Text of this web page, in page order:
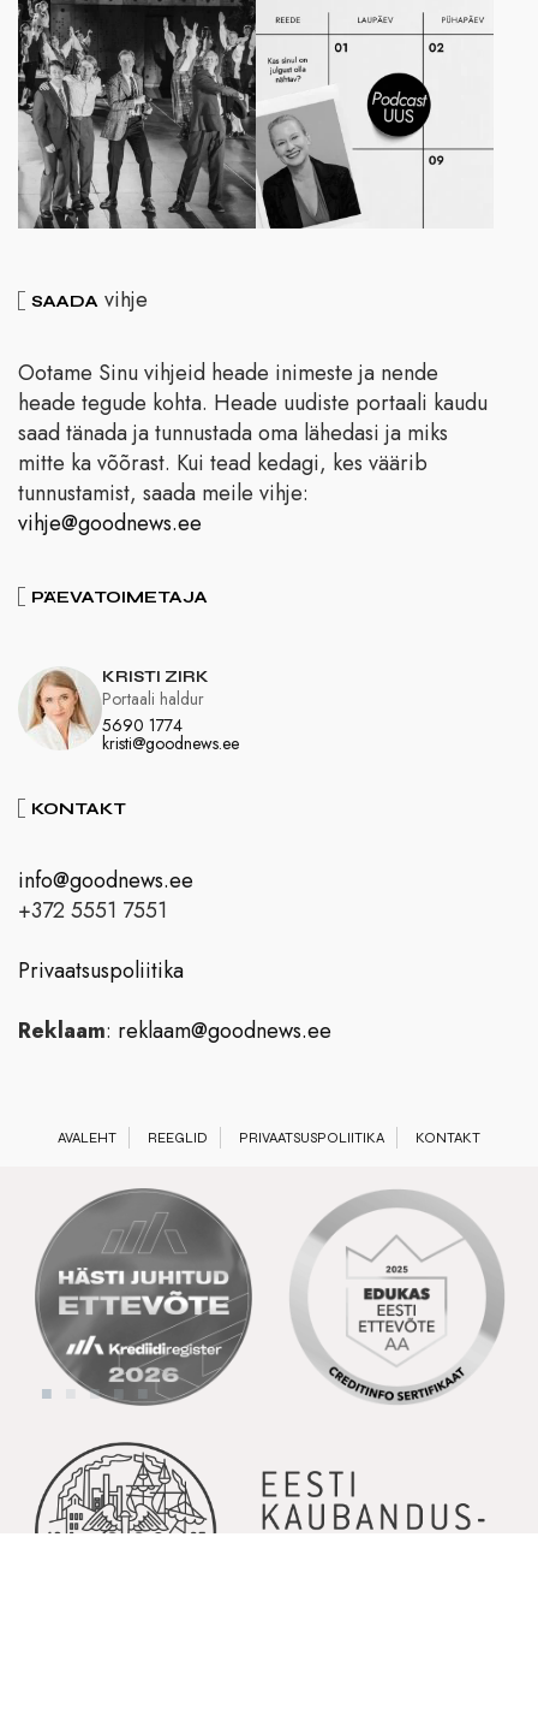
SAADA vihje
Ootame Sinu vihjeid heade inimeste ja nende
heade tegude kohta. Heade uudiste portaali kaudu
saad tänada ja tunnustada oma lähedasi ja miks
mitte ka võõrast. Kui tead kedagi, kes väärib
tunnustamist, saada meile vihje:
vihje@goodnews.ee
PÄEVATOIMETAJA
KRISTI ZIRK
5690 1774
kristi@goodnews.ee
Portaali haldur
KONTAKT
info@goodnews.ee
+372 5551 7551
Privaatsuspoliitika
Reklaam: reklaam@goodnews.ee
AVALEHT REEGLID PRIVAATSUSPOLIITIKA KONTAKT